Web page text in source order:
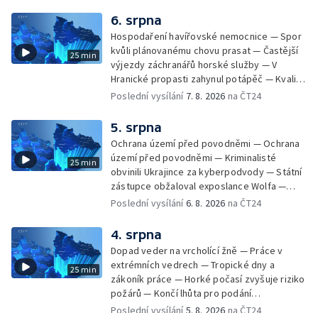
covidem — Úhyny ryb kvůli vysokým
teplotám — Problémy se zásobování vodou
v MS kraji nehrozí — testováním na
západonilskou horečku — Den židovských
památek
25 min
6. srpna
Hospodaření havířovské nemocnice — Spor
kvůli plánovanému chovu prasat — Častější
výjezdy záchranářů horské služby — V
Hranické propasti zahynul potápěč — Kvalita
vody ke koupání — Zavlažování zeleniny v
Kempování v horkém počasí — Výběr ze
sociálních sítí Události Ostrava — Zkoumání
horka na zastávkách MHD — Promítání filmu
Odyssea z 35 mm pásu
Poslední vysílání 7. 8. 2026 na ČT24
25 min
5. srpna
Ochrana území před povodněmi — Ochrana
území před povodněmi — Kriminalisté
obvinili Ukrajince za kyberpodvody — Státní
zástupce obžaloval exposlance Wolfa —
Péče o hospodářská zvířata ve vedrech —
depozitu Vlastivědného muzea Olomouc —
Zakládání nových dětských skupin — Výběr
ze sociálních sítí Události Ostrava — Tresty
pro fotbalisty za korupci — Po stopách
Gebharda Blüchera
Poslední vysílání6. 8. 2026 na ČT24
25 min
4. srpna
Dopad veder na vrcholící žně — Práce v
extrémních vedrech — Tropické dny a
zákoník práce — Horké počasí zvyšuje riziko
požárů — Končí lhůta pro podání
kandidátních listin — Končí lhůta pro podání
Poslední vysílání5. 8. 2026 na ČT24